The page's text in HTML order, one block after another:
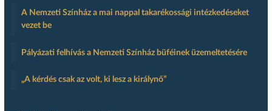
A Nemzeti Színház a mai nappal takarékossági intézkedéseket
vezet be
Pályázati felhívás a Nemzeti Színház büféinek üzemeltetésére
„A kérdés csak az volt, ki lesz a királynő”